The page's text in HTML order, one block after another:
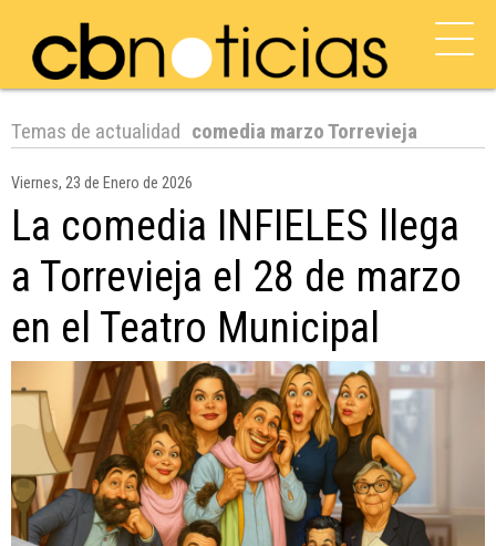
Temas de actualidad comedia marzo Torrevieja
Viernes, 23 de Enero de 2026
La comedia INFIELES llega
a Torrevieja el 28 de marzo
en el Teatro Municipal